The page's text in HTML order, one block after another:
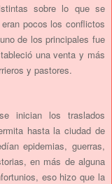
sobre lo que se
pocos los conflictos
de los principales fue
una venta y más
y pastores.
inician los traslados
hasta la ciudad de
epidemias, guerras,
en más de alguna
eso hizo que la